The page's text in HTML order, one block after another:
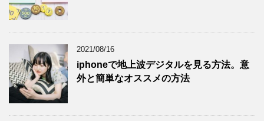
2021/08/16
iphoneで地上波デジタルを見る方法。意
外と簡単なオススメの方法